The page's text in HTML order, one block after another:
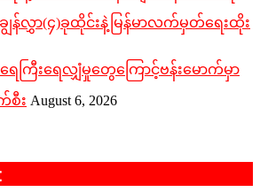
န်လွှာ(၄)ခုထိုင်းနဲ့မြန်မာလက်မှတ်ရေးထိုး
ေကြီးရေလျှံမှုတွေကြောင့်ဗန်းမောက်မှာ
စီး August 6, 2026